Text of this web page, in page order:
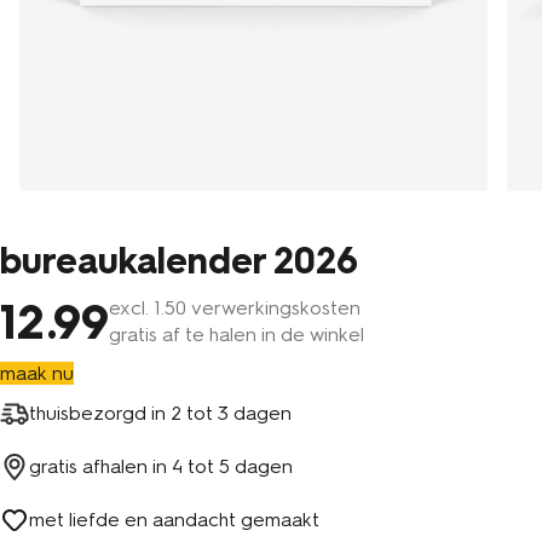
bureaukalender 2026
12.99excl. 1 .50 verwerkingskosten
gratis af te halen in de winkel
maak nu
thuisbezorgd in 2 tot 3 dagen
gratis afhalen in 4 tot 5 dagen
met liefde en aandacht gemaakt